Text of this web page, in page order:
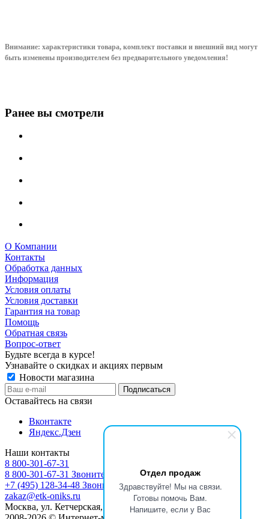
Отдел продаж
Здравствуйте! Мы на связи.
Готовы помочь Вам.
Напишите, если у Вас
Внимание: характеристики товара, комплект поставки и внешний вид могут
быть изменены производителем без предварительного уведомления!
Ранее вы смотрели
О Компании
Контакты
Обработка данных
Информация
Условия оплаты
Условия доставки
Гарантия на товар
Помощь
Обратная связь
Вопрос-ответ
Будьте всегда в курсе!
Узнавайте о скидках и акциях первым
Новости магазина
Оставайтесь на связи
Вконтакте
Яндекс.Дзен
Наши контакты
8 800-301-67-31
8 800-301-67-31 Звоните с 9:00 до 17:00
+7 (495) 128-34-48 Звоните с 8:30 до 17:30
zakaz@etk-oniks.ru
Москва, ул. Кетчерская,13